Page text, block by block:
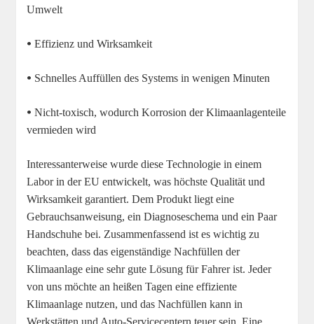
Umwelt
•Effizienz und Wirksamkeit
• Schnelles Auffüllen des Systems in wenigen Minuten
•Nicht-toxisch, wodurch Korrosion der Klimaanlagenteile
vermieden wird
Interessanterweise wurde diese Technologie in einem
Labor in der EU entwickelt, was höchste Qualität und
Wirksamkeit garantiert. Dem Produkt liegt eine
Gebrauchsanweisung, ein Diagnoseschema und ein Paar
Handschuhe bei. Zusammenfassend ist es wichtig zu
beachten, dass das eigenständige Nachfüllen der
Klimaanlage eine sehr gute Lösung für Fahrer ist. Jeder
von uns möchte an heißen Tagen eine effiziente
Klimaanlage nutzen, und das Nachfüllen kann in